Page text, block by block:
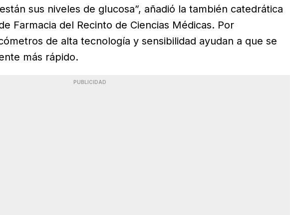
sus niveles de glucosa”, añadió la también catedrática
Farmacia del Recinto de Ciencias Médicas. Por
de alta tecnología y sensibilidad ayudan a que se
más rápido.
PUBLICIDAD